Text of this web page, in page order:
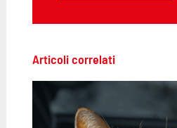
Articoli correlati